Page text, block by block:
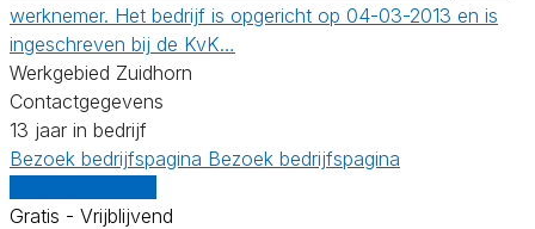
werknemer. Het bedrijf is opgericht op 04-03-2013 en is
ingeschreven bij de KvK…
Werkgebied Zuidhorn
Contactgegevens
13 jaar in bedrijf
Bezoek bedrijfspagina Bezoek bedrijfspagina
Gratis - Vrijblijvend